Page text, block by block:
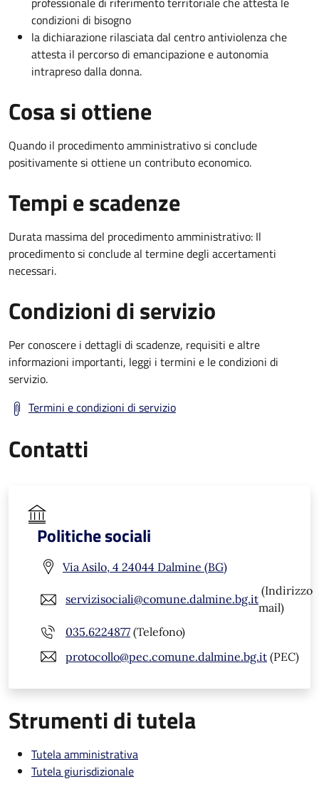
condizioni di bisogno
la dichiarazione rilasciata dal centro antiviolenza che
attesta il percorso di emancipazione e autonomia
intrapreso dalla donna.
Cosa si ottiene
Quando il procedimento amministrativo si conclude
positivamente si ottiene un contributo economico.
Tempi e scadenze
Durata massima del procedimento amministrativo: Il
procedimento si conclude al termine degli accertamenti
necessari.
Condizioni di servizio
Per conoscere i dettagli di scadenze, requisiti e altre
informazioni importanti, leggi i termini e le condizioni di
servizio.
Termini e condizioni di servizio
Contatti
Politiche sociali
Via Asilo, 4 24044 Dalmine (BG)
servizisociali@comune.dalmine.bg.it
(Indirizzo
mail)
035.6224877 (Telefono)
protocollo@pec.comune.dalmine.bg.it (PEC)
Strumenti di tutela
Tutela amministrativa
Tutela giurisdizionale